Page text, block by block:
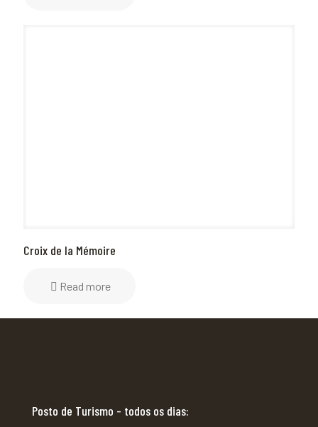
Croix de la Mémoire
Read more
Posto de Turismo - todos os dias: